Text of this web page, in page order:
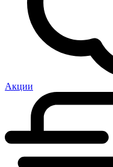
Акции